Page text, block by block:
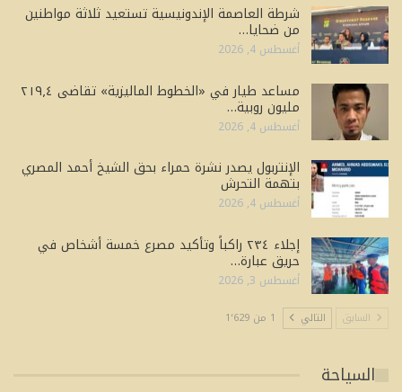
شرطة العاصمة الإندونيسية تستعيد ثلاثة مواطنين
من ضحايا…
أغسطس 4, 2026
مساعد طيار في «الخطوط الماليزية» تقاضى ٢١٩٫٤
مليون روبية…
أغسطس 4, 2026
الإنتربول يصدر نشرة حمراء بحق الشيخ أحمد المصري
بتهمة التحرش
أغسطس 4, 2026
إجلاء ٢٣٤ راكباً وتأكيد مصرع خمسة أشخاص في
حريق عبارة…
أغسطس 3, 2026
السابق التالي 1 من 1٬629
السياحة